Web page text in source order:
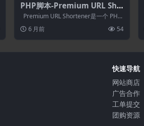
PHP脚本-Premium URL Sho
rtener 7.8.2–链接缩短器.简历
页面和QR码
Premium URL Shortener是一个 PHP
6 月前 54
快速导航
网站商店
广告合作
工单提交
团购资源